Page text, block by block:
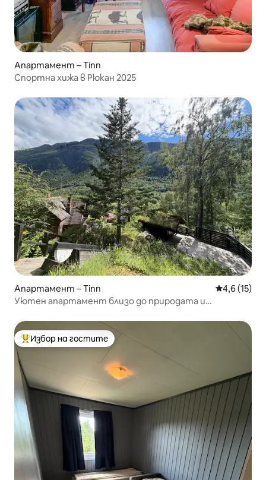
Апартамент – Tinn
Спортна хижа в Рюкан 2025
Апартамент – Tinn Средна
4,6 (15)
Уютен апартамент близо до природата и
Най-популярен избор на гостите
Избор на гостите